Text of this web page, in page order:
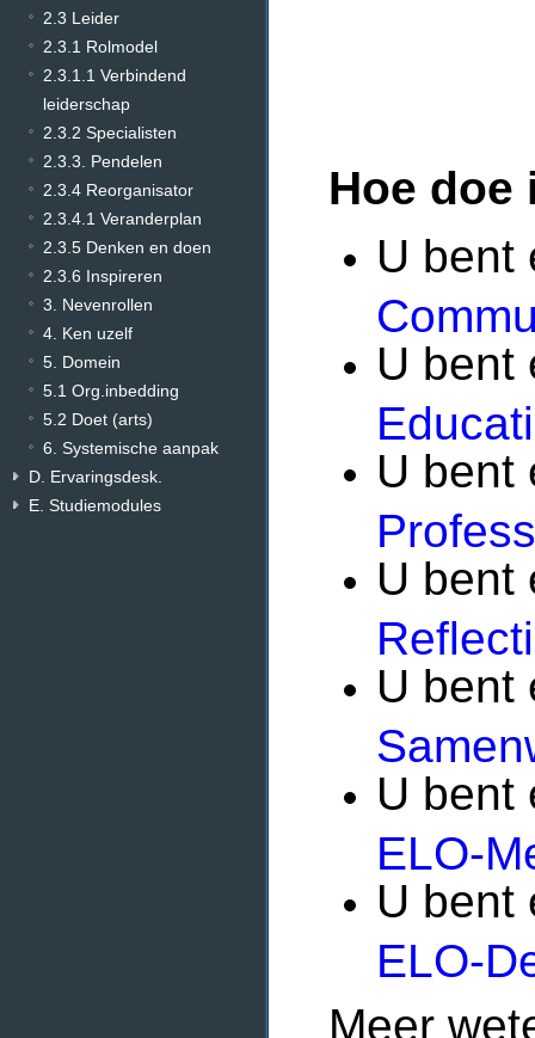
2.3 Leider
2.3.1 Rolmodel
2.3.1.1 Verbindend
leiderschap
2.3.2 Specialisten
2.3.3. Pendelen
2.3.4 Reorganisator
2.3.4.1 Veranderplan
2.3.5 Denken en doen
2.3.6 Inspireren
3. Nevenrollen
4. Ken uzelf
5. Domein
5.1 Org.inbedding
5.2 Doet (arts)
6. Systemische aanpak
D. Ervaringsdesk.
E. Studiemodules
Hoe doe
U bent
U bent
U bent
U bent
U bent
U bent
ELO-
U bent
ELO-
Meer